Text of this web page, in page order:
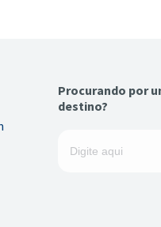
Procurando por
destino?